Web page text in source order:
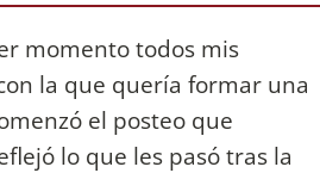
momento todos mis
la que quería formar una
el posteo que
lo que les pasó tras la